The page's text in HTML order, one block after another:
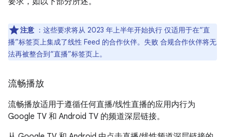
注意 ：这些要求将从 2023 年上半年开始执行 仅适用于在“直
播”标签页上集成了线性 Feed 的合作伙伴。失败 合规合作伙伴将无
法再被整合到“直播”标签页上。
流畅播放
流畅播放适用于遵循任何直播/线性直播的应用内行为
Google TV 和 Android TV 的频道深层链接。